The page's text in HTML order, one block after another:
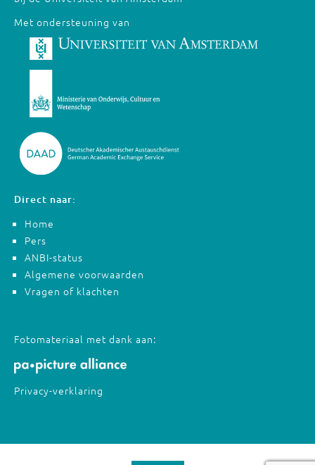
Met ondersteuning van
Direct naar:
Home
Pers
ANBI-status
Algemene voorwaarden
Vragen of klachten
Fotomateriaal met dank aan:
Privacy-verklaring